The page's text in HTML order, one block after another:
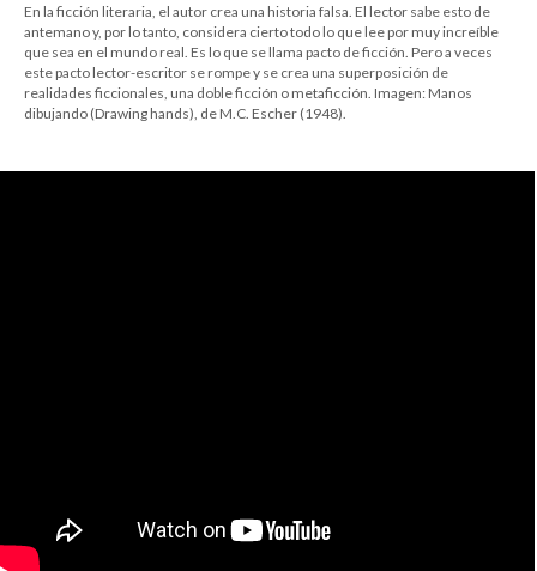
En la ficción literaria, el autor crea una historia falsa. El lector sabe esto de
antemano y, por lo tanto, considera cierto todo lo que lee por muy increíble
que sea en el mundo real. Es lo que se llama pacto de ficción. Pero a veces
este pacto lector-escritor se rompe y se crea una superposición de
realidades ficcionales, una doble ficción o metaficción. Imagen: Manos
dibujando (Drawing hands), de M.C. Escher (1948).